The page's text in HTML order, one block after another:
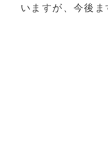
いますが、今後ま